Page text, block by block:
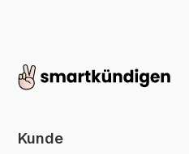
Kunde